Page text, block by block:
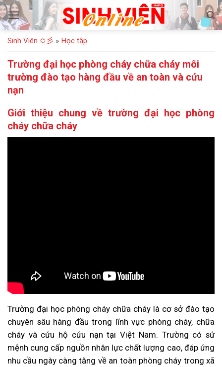
Bỏ
qua
nội
dung
Sinh Viên ✩彡 » Học tập
Trường đại học phòng cháy chữa cháy môi
trường đào tạo hàng đầu về an toàn và cứu
nạn
Giới thiệu chung về trường đại học phòng
cháy chữa cháy
Trường đại học phòng cháy chữa cháy là cơ sở đào tạo
chuyên sâu hàng đầu trong lĩnh vực phòng cháy, chữa
cháy và cứu hộ cứu nạn tại Việt Nam. Trường có sứ
mệnh cung cấp nguồn nhân lực chất lượng cao, đáp ứng
nhu cầu ngày càng tăng về an toàn phòng cháy trong xã